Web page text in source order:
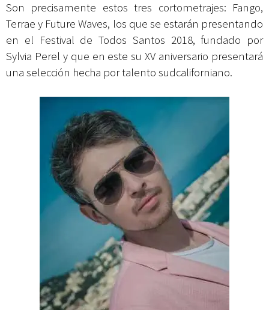
Son precisamente estos tres cortometrajes: Fango,
Terrae y Future Waves, los que se estarán presentando
en el Festival de Todos Santos 2018, fundado por
Sylvia Perel y que en este su XV aniversario presentará
una selección hecha por talento sudcaliforniano.